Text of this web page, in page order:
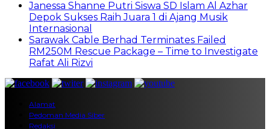
Janessa Shanne Putri Siswa SD Islam Al Azhar
Depok Sukses Raih Juara 1 di Ajang Musik
Internasional
Sarawak Cable Berhad Terminates Failed
RM250M Rescue Package – Time to Investigate
Rafat Ali Rizvi
Alamat
Pedoman Media Siber
Redaksi